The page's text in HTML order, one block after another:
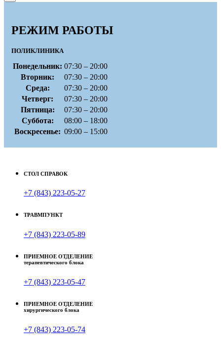
РЕЖИМ РАБОТЫ
ПОЛИКЛИНИКА
Понедельник: 07:30 – 20:00
Вторник:
07:30 – 20:00
Среда:
07:30 – 20:00
Четверг:
07:30 – 20:00
Пятница:
07:30 – 20:00
Суббота:
08:00 – 18:00
Воскресенье: 09:00 – 15:00
СТОЛ СПРАВОК
+7 (843) 223-05-27
ТРАВМПУНКТ
+7 (843) 223-05-89
ПРИЕМНОЕ ОТДЕЛЕНИЕ
терапевтического блока
+7 (843) 223-05-47
ПРИЕМНОЕ ОТДЕЛЕНИЕ
хирургического блока
+7 (843) 223-05-74